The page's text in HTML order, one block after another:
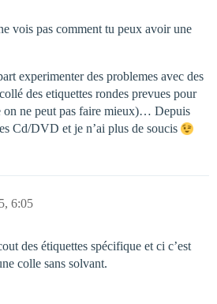
vois pas comment tu peux avoir une
experimenter des problemes avec des
des etiquettes rondes prevues pour
on ne peut pas faire mieux)… Depuis
Cd/DVD et je n’ai plus de soucis
6:05
des étiquettes spécifique et ci c’est
colle sans solvant.